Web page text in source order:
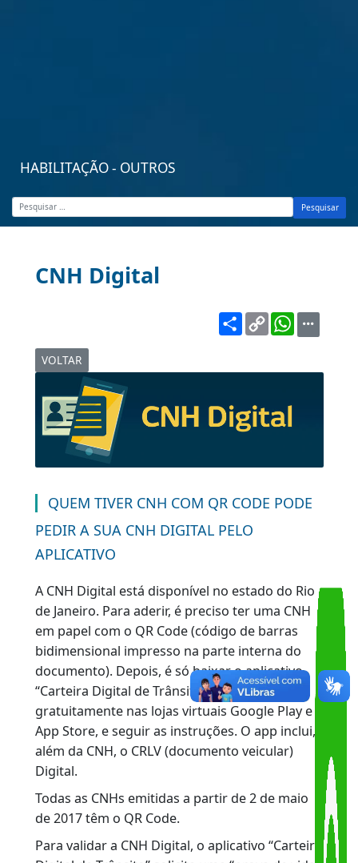
HABILITAÇÃO - OUTROS
Pesquisar
CNH Digital
VOLTAR
QUEM TIVER CNH COM QR CODE PODE
PEDIR A SUA CNH DIGITAL PELO
APLICATIVO
A CNH Digital está disponível no estado do Rio
de Janeiro. Para aderir, é preciso ter uma CNH
em papel com o QR Code (código de barras
bidimensional impresso na parte interna do
documento). Depois, é só baixar o aplicativo
“Carteira Digital de Trânsito”, disponível
gratuitamente nas lojas virtuais Google Play e
App Store, e seguir as instruções. O app inclui,